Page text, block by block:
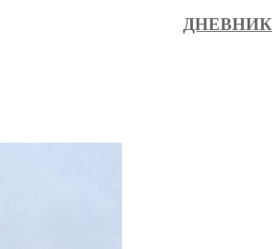
ДНЕВНИК